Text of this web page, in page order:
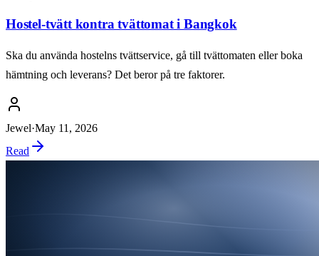
Hostel-tvätt kontra tvättomat i Bangkok
Ska du använda hostelns tvättservice, gå till tvättomaten eller boka
hämtning och leverans? Det beror på tre faktorer.
Jewel·May 11, 2026
Read